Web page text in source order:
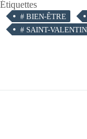
Étiquettes
# BIEN-ÊTRE
# SAINT-VALENTIN